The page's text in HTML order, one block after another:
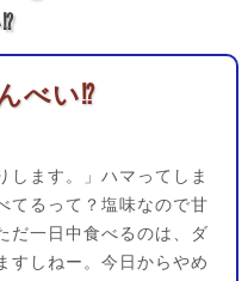
べい⁉︎
します。」ハマってしま
てるって？塩味なので甘
だ一日中食べるのは、ダ
すしねー。今日からやめ